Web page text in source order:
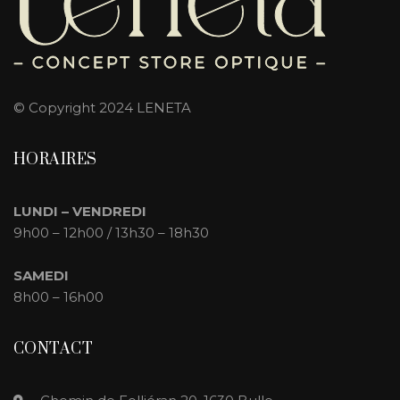
© Copyright 2024 LENETA
HORAIRES
LUNDI – VENDREDI
9h00 – 12h00 / 13h30 – 18h30
SAMEDI
8h00 – 16h00
CONTACT